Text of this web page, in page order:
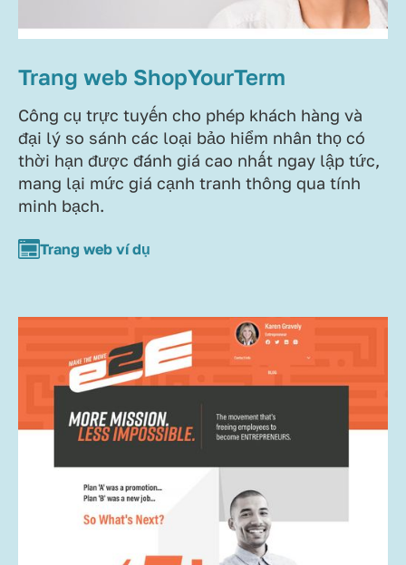
Trang web ShopYourTerm
Công cụ trực tuyến cho phép khách hàng và
đại lý so sánh các loại bảo hiểm nhân thọ có
thời hạn được đánh giá cao nhất ngay lập tức,
mang lại mức giá cạnh tranh thông qua tính
minh bạch.
Trang web ví dụ